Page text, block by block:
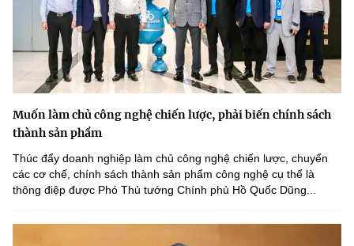
Muốn làm chủ công nghệ chiến lược, phải biến chính sách
thành sản phẩm
Thúc đẩy doanh nghiệp làm chủ công nghệ chiến lược, chuyển
các cơ chế, chính sách thành sản phẩm công nghệ cụ thể là
thông điệp được Phó Thủ tướng Chính phủ Hồ Quốc Dũng...